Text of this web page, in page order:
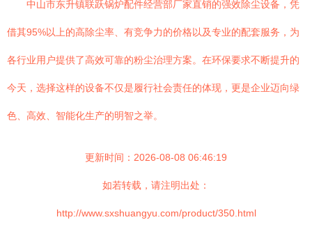
中山市东升镇联跃锅炉配件经营部厂家直销的强效除尘设备，凭
借其95%以上的高除尘率、有竞争力的价格以及专业的配套服务，为
各行业用户提供了高效可靠的粉尘治理方案。在环保要求不断提升的
今天，选择这样的设备不仅是履行社会责任的体现，更是企业迈向绿
色、高效、智能化生产的明智之举。
更新时间：2026-08-08 06:46:19
如若转载，请注明出处：
http://www.sxshuangyu.com/product/350.html